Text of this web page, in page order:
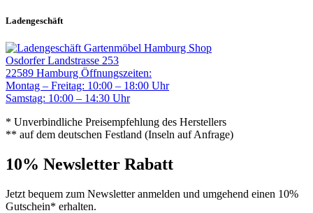
Ladengeschäft
Gartenmöbel Hamburg Shop
Osdorfer Landstrasse 253
22589 Hamburg Öffnungszeiten:
Montag – Freitag: 10:00 – 18:00 Uhr
Samstag: 10:00 – 14:30 Uhr
* Unverbindliche Preisempfehlung des Herstellers
** auf dem deutschen Festland (Inseln auf Anfrage)
10% Newsletter Rabatt
Jetzt bequem zum Newsletter anmelden und umgehend einen 10%
Gutschein* erhalten.